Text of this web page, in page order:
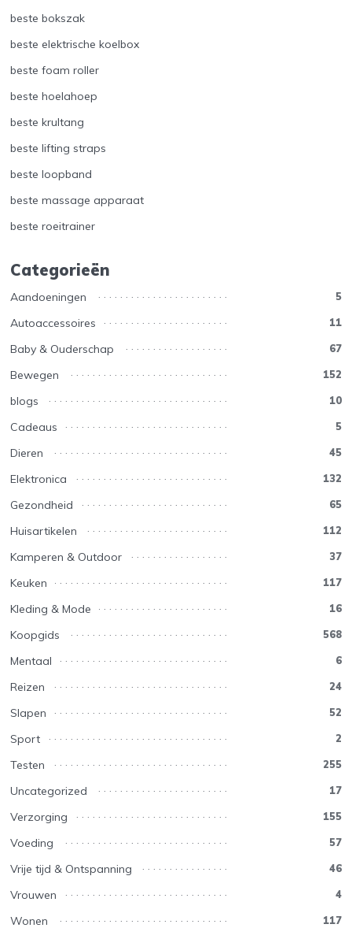
beste bokszak
beste elektrische koelbox
beste foam roller
beste hoelahoep
beste krultang
beste lifting straps
beste loopband
beste massage apparaat
beste roeitrainer
Categorieën
Aandoeningen 5
Autoaccessoires 11
Baby & Ouderschap 67
Bewegen 152
blogs 10
Cadeaus 5
Dieren 45
Elektronica 132
Gezondheid 65
Huisartikelen 112
Kamperen & Outdoor 37
Keuken 117
Kleding & Mode 16
Koopgids 568
Mentaal 6
Reizen 24
Slapen 52
Sport 2
Testen 255
Uncategorized 17
Verzorging 155
Voeding 57
Vrije tijd & Ontspanning 46
Vrouwen 4
Wonen 117